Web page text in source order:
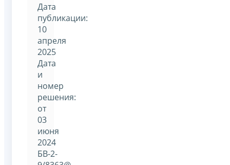
Дата
публикации:
10
апреля
2025
Дата
и
номер
решения:
от
03
июня
2024
БВ-2-